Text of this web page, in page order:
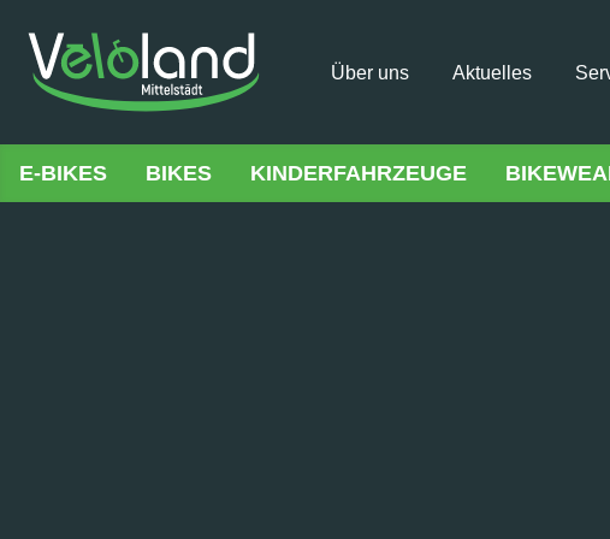
Über uns Aktuelles
E-BIKES BIKES KINDERFAHRZEUGE